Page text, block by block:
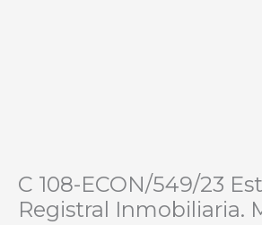
C 108-ECON/549/23
Registral Inmobiliaria.